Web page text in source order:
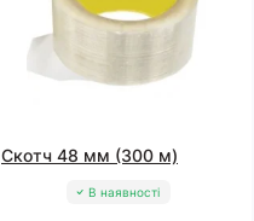
Скотч 48 мм (300 м)
В наявності